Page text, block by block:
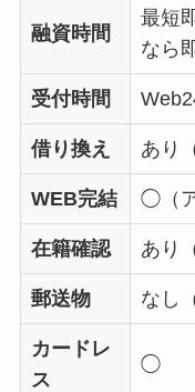
融資時間
最短
なら
受付時間
借り換え あり
WEB完結 ◯（
在籍確認 あり
郵送物 なし
カードレ
ス
◯